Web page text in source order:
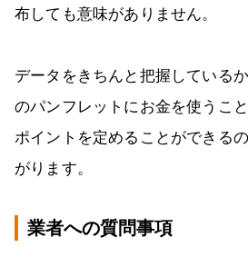
布しても意味がありません。
データをきちんと把握している
のパンフレットにお金を使うこ
ポイントを定めることができる
がります。
業者への質問事項